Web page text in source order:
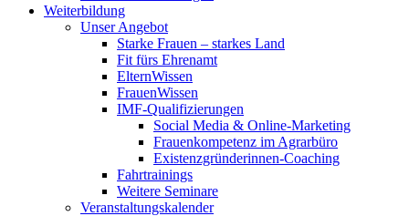
Weiterbildung
Unser Angebot
Starke Frauen – starkes Land
Fit fürs Ehrenamt
ElternWissen
FrauenWissen
IMF-Qualifizierungen
Social Media & Online-Marketing
Frauenkompetenz im Agrarbüro
Existenzgründerinnen-Coaching
Fahrtrainings
Weitere Seminare
Veranstaltungskalender